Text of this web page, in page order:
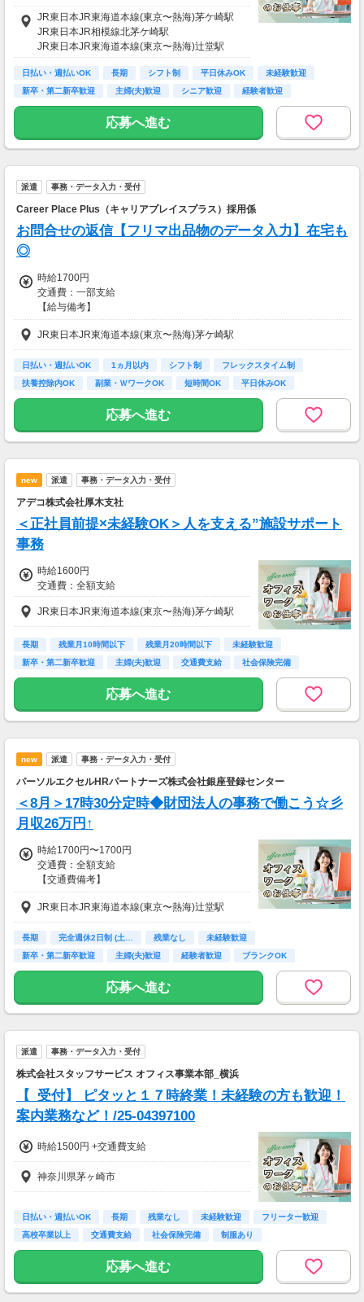
☆在宅手当 5,000円/月
※在宅手当について
└月の勤務が15日以下の場合は、330円/日×出
勤日数支給
JR東日本JR東海道本線(東京〜熱海)茅ケ崎駅
JR東日本JR相模線北茅ケ崎駅
JR東日本JR東海道本線(東京〜熱海)辻堂駅
日払い・週払いOK 長期 シフト制 平日休みOK
未経験歓迎
新卒・第二新卒歓迎
主婦(夫)歓迎 シニア歓迎 経験者歓迎
応募へ進む
派遣 事務・データ入力・受付
Career Place Plus（キャリアプレイスプラス）採用係
お問合せの返信【フリマ出品物のデータ入力】在宅も
◎
時給1700円
交通費：一部支給
【給与備考】
■昇給あり
■日払い・週払い・先払いもOK
■充実の研修あり◎
座学1ヵ月（もちろん給与は同じ）を含む、
”超”丁寧な研修を行っています！
一切ありません。
ご安心くださいね！
毎月季節のイベントがたくさん。
急な出費でお財布がピンチ！！
即払い・週払い制度があるので安心♪
【交通費備考】
※規定あり
JR東日本JR東海道本線(東京〜熱海)茅ケ崎駅
日払い・週払いOK 1ヵ月以内 シフト制
フレックスタイム制
扶養控除内OK
副業・ＷワークOK 短時間OK
平日休みOK
完全週休2日制 (土…
応募へ進む
new 派遣 事務・データ入力・受付
アデコ株式会社厚木支社
＜正社員前提×未経験OK＞人を支える”施設サポート
事務
時給1600円
交通費：全額支給
JR東日本JR東海道本線(東京〜熱海)茅ケ崎駅
長期 残業月10時間以下 残業月20時間以下
未経験歓迎
新卒・第二新卒歓迎
主婦(夫)歓迎 交通費支給
社会保険完備
社員登用あり
応募へ進む
new 派遣 事務・データ入力・受付
パーソルエクセルHRパートナーズ株式会社銀座登録センター
＜8月＞17時30分定時◆財団法人の事務で働こう☆彡
月収26万円↑
時給1700円〜1700円
交通費：全額支給
【交通費備考】
※当社規定あり
給料UPしました！ kkw_bcov2106
JR東日本JR東海道本線(東京〜熱海)辻堂駅
長期 完全週休2日制 (土… 残業なし
未経験歓迎
新卒・第二新卒歓迎
主婦(夫)歓迎 経験者歓迎
ブランクOK
ＰＣスキル不要
応募へ進む
派遣 事務・データ入力・受付
株式会社スタッフサービス オフィス事業本部_横浜
【_受付】 ピタッと１７時終業！未経験の方も歓迎！
案内業務など！/25-04397100
時給1500円 +交通費支給
神奈川県茅ヶ崎市
日払い・週払いOK 長期 残業なし 未経験歓迎
フリーター歓迎
高校卒業以上
交通費支給 社会保険完備 制服あり
応募へ進む